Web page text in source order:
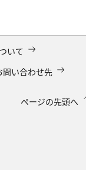
いて
問い合わせ先
ページの先頭へ